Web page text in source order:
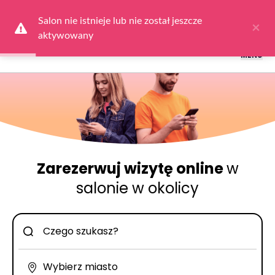
wybierzZaloguj się
MENU
Zarezerwuj wizytę onlinew
salonie w okolicy
Salon nie istnieje lub nie został jeszcze
aktywowany
×